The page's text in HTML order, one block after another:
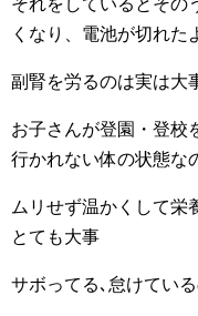
それをしているとその
くなり、電池が切れた
副腎を労るのは実は大
お子さんが登園・登校
行かれない体の状態な
ムリせず温かくして栄
とても大事
サボってる､怠けてい